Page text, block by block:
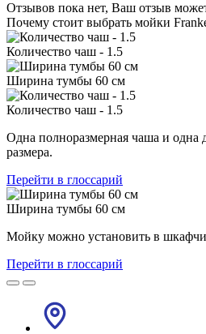
Отзывов пока нет, Ваш отзыв
Почему стоит выбрать мойки
Количество чаш - 1.5
Ширина тумбы 60 см
Количество чаш - 1.5
Одна полноразмерная чаша и одна
размера.
Перейти в глоссарий
Ширина тумбы 60 см
Мойку можно установить в
Перейти в глоссарий